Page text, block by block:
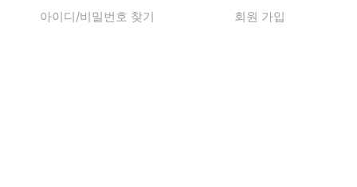
아이디/비밀번호 찾기 회원 가입